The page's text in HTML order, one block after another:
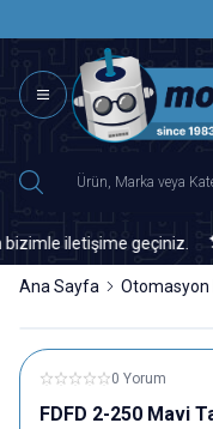
iletişime geçiniz.
Ana Sayfa
0 Yorum
FDFD 2-250 Mavi